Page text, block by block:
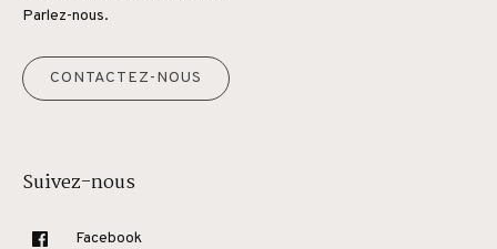
Parlez-nous.
CONTACTEZ-NOUS
Suivez-nous
Facebook